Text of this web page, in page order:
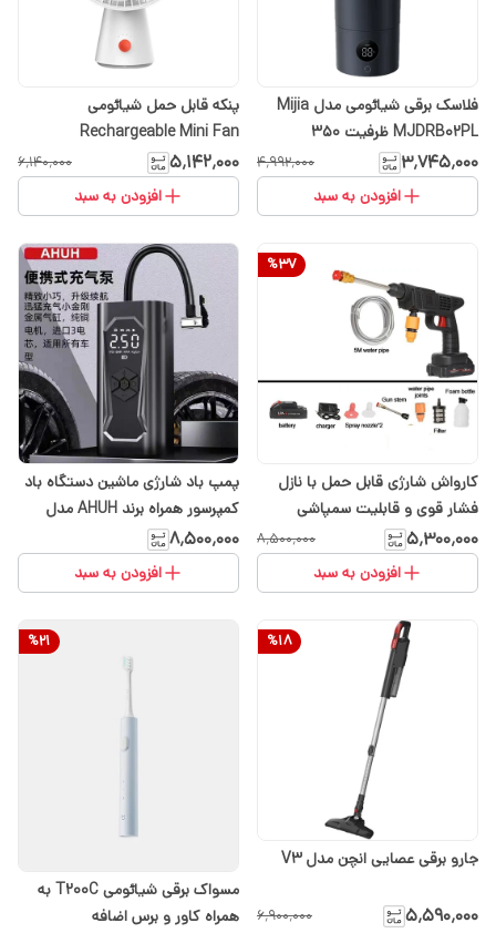
فلاسک برقی شیائومی مدل Mijia
MJDRB02PL ظرفیت ۳۵۰
میلی‌لیتر
۳٬۷۴۵٬۰۰۰ ۴٬۹۹۲٬۰۰۰
افزودن به سبد
پنکه قابل حمل شیائومی
Rechargeable Mini Fan
۵٬۱۴۲٬۰۰۰ ۶٬۱۴۰٬۰۰۰
افزودن به سبد
%37
کارواش شارژی قابل حمل با نازل
فشار قوی و قابلیت سمپاشی
۵٬۳۰۰٬۰۰۰ ۸٬۵۰۰٬۰۰۰
افزودن به سبد
پمپ باد شارژی ماشین دستگاه باد
کمپرسور همراه برند AHUH مدل
CZC-20
۸٬۵۰۰٬۰۰۰
افزودن به سبد
%18
جارو برقی عصایی انچن مدل V3
۵٬۵۹۰٬۰۰۰ ۶٬۹۰۰٬۰۰۰
%21
مسواک برقی شیائومی T200C به
همراه کاور و برس اضافه